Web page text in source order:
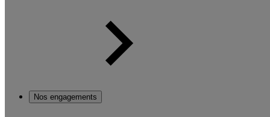
Nos engagements